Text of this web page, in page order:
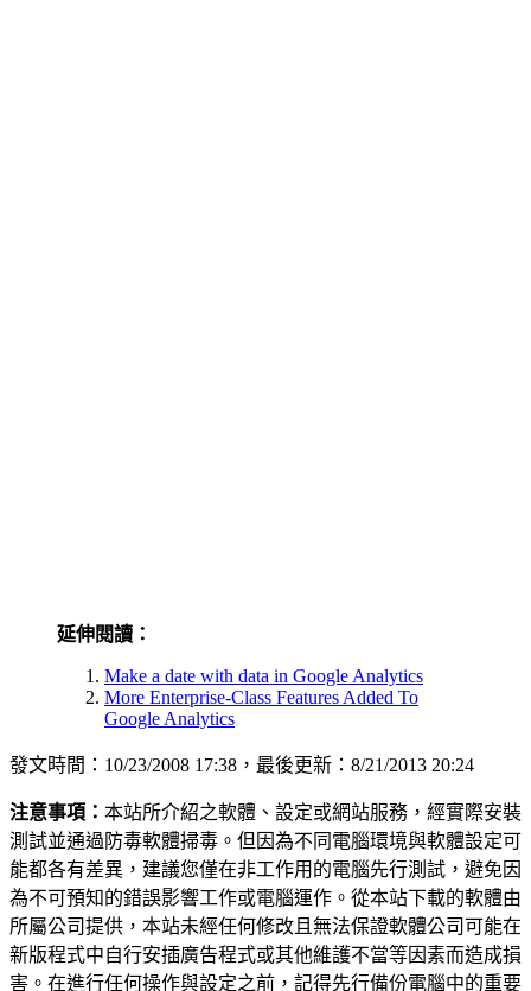
延伸閱讀：
Make a date with data in Google Analytics
More Enterprise-Class Features Added To
Google Analytics
發文時間：10/23/2008 17:38，最後更新：8/21/2013 20:24
注意事項： 本站所介紹之軟體、設定或網站服務，經實際安裝
測試並通過防毒軟體掃毒。但因為不同電腦環境與軟體設定可
能都各有差異，建議您僅在非工作用的電腦先行測試，避免因
為不可預知的錯誤影響工作或電腦運作。從本站下載的軟體由
所屬公司提供，本站未經任何修改且無法保證軟體公司可能在
新版程式中自行安插廣告程式或其他維護不當等因素而造成損
害。在進行任何操作與設定之前，記得先行備份電腦中的重要